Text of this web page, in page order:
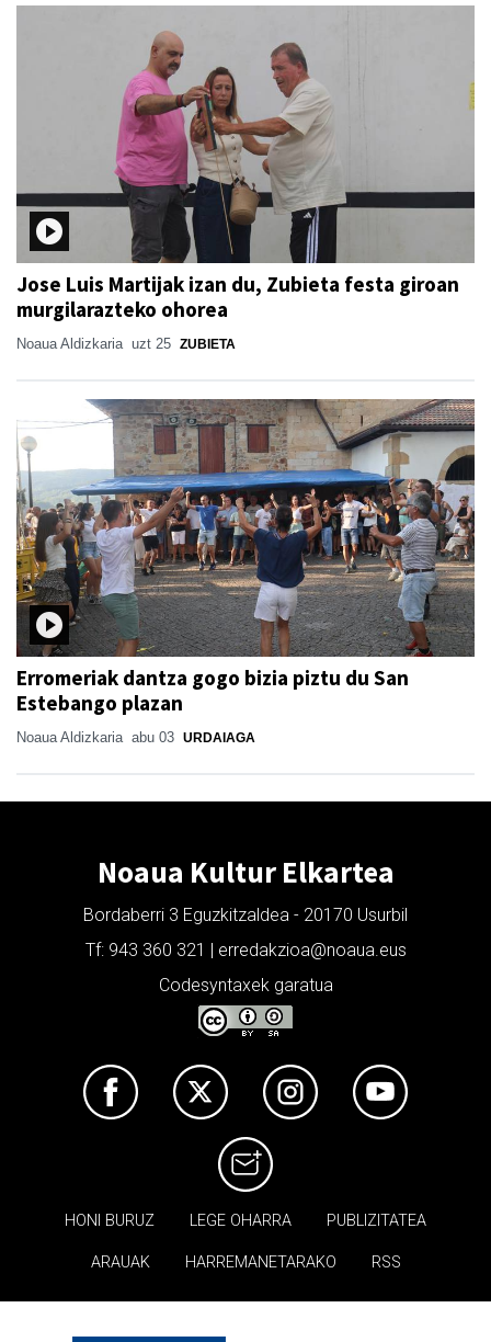
Jose Luis Martijak izan du, Zubieta festa giroan
murgilarazteko ohorea
Noaua Aldizkaria uzt 25 ZUBIETA
Erromeriak dantza gogo bizia piztu du San
Estebango plazan
Noaua Aldizkaria abu 03 URDAIAGA
Noaua Kultur Elkartea
Bordaberri 3 Eguzkitzaldea - 20170 Usurbil
Tf: 943 360 321 | erredakzioa@noaua.eus
Codesyntaxek garatua
HONI BURUZ LEGE OHARRA PUBLIZITATEA
ARAUAK HARREMANETARAKO RSS